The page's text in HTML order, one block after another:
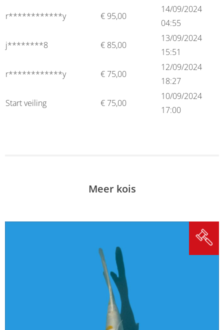
r************y € 95,00
14/09/2024
04:55
j********8
€ 85,00
13/09/2024
15:51
r************y
€ 75,00
12/09/2024
18:27
Start veiling
€ 75,00
10/09/2024
17:00
Meer kois